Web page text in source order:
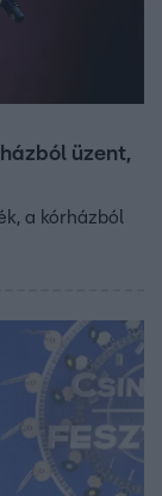
üzent,
a kórházból